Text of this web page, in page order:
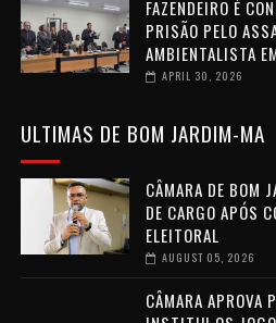
FAZENDEIRO É
PRISÃO PELO
AMBIENTALISTA
APRIL 30, 2026
ULTIMAS DE BOM JARDIM-MA
CÂMARA DE BOM
DE CARGO APÓS
ELEITORAL
AUGUST 05, 2026
CÂMARA APROVA